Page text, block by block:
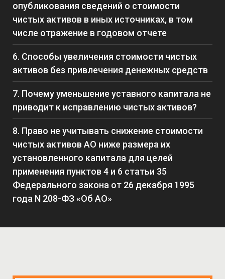
опубликования сведений о стоимости
чистых активов в иных источниках, в том
числе отражение в годовом отчете
6. Способы увеличения стоимости чистых
активов без привлечения денежных средств
7. Почему уменьшение уставного капитала не
приводит к исправлению чистых активов?
8. Право не учитывать снижение стоимости
чистых активов АО ниже размера их
установленного капитала для целей
применения пунктов 4 и 6 статьи 35
Федерального закона от 26 декабря 1995
года N 208-ФЗ «Об АО»